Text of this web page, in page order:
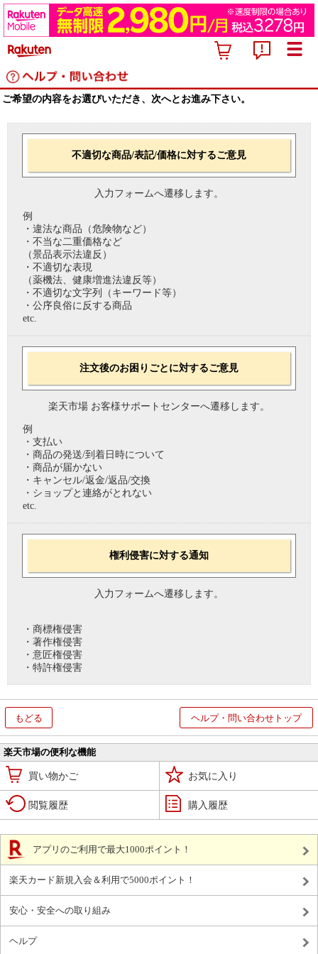
ご希望の内容をお選びいただき、次へとお進み下さい。
不適切な商品/表記/価格に対するご意見
入力フォームへ遷移します。
例
・違法な商品（危険物など）
・不当な二重価格など
（景品表示法違反）
・不適切な表現
（薬機法、健康増進法違反等）
・不適切な文字列（キーワード等）
・公序良俗に反する商品
etc.
注文後のお困りごとに対するご意見
楽天市場 お客様サポートセンターへ遷移します。
例
・支払い
・商品の発送/到着日時について
・商品が届かない
・キャンセル/返金/返品/交換
・ショップと連絡がとれない
etc.
権利侵害に対する通知
入力フォームへ遷移します。
・商標権侵害
・著作権侵害
・意匠権侵害
・特許権侵害
もどる ヘルプ・問い合わせトップ
楽天市場の便利な機能
買い物かご お気に入り
閲覧履歴 購入履歴
アプリのご利用で最大1000ポイント！
楽天カード新規入会＆利用で5000ポイント！
安心・安全への取り組み
ヘルプ